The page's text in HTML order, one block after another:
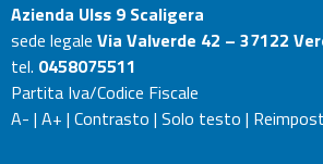
Azienda Ulss 9 Scaligera
sede legale Via Valverde 42 – 37122
tel. 0458075511
Partita Iva/Codice Fiscale
A- | A+ | Contrasto | Solo testo |